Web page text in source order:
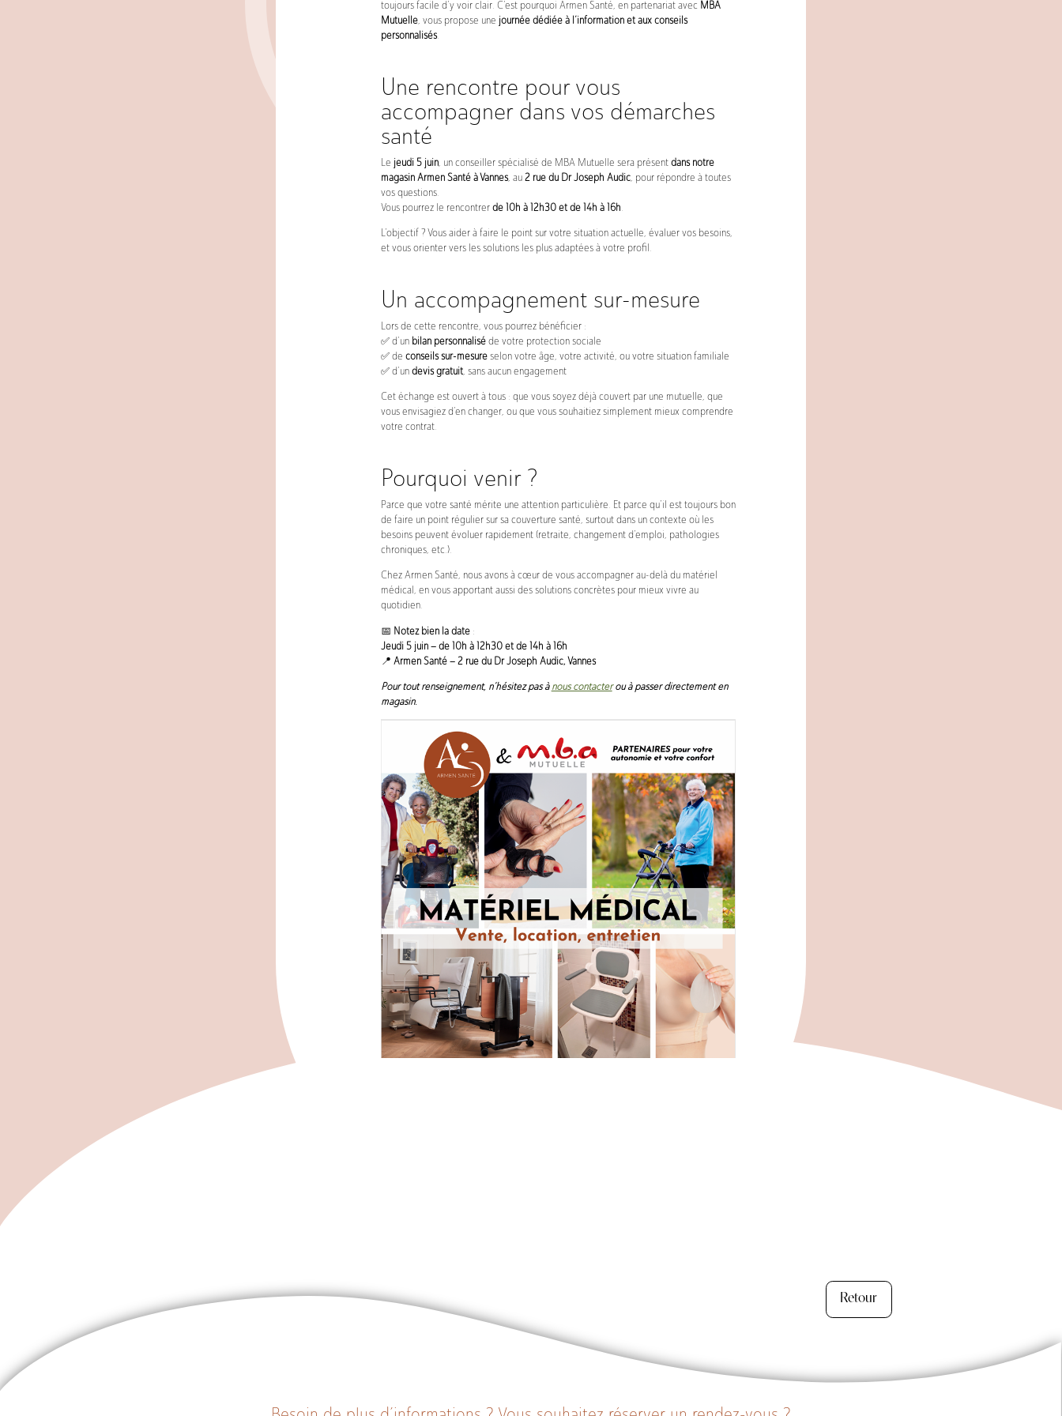
toujours facile d’y voir clair. C’est pourquoi Armen Santé, en partenariat avec MBA
Mutuelle, vous propose une journée dédiée à l’information et aux conseils
personnalisés.
Une rencontre pour vous
accompagner dans vos démarches
santé
Le jeudi 5 juin, un conseiller spécialisé de MBA Mutuelle sera présentdans notre
magasin Armen Santé à Vannes, au2 rue du Dr Joseph Audic, pour répondre à toutes
vos questions.
Vous pourrez le rencontrerde 10h à 12h30 et de 14h à 16h
L’objectif ? Vous aider à faire le point sur votre situation actuelle, évaluer vos besoins,
et vous orienter vers les solutions les plus adaptées à votre profil.
Un accompagnement sur-mesure
Lors de cette rencontre, vous pourrez bénéficier :
✅ d’un bilan personnaliséde votre protection sociale
✅ de conseils sur-mesureselon votre âge, votre activité, ou votre situation familiale
✅ d’undevis gratuit, sans aucun engagement
Cet échange est ouvert à tous : que vous soyez déjà couvert par une mutuelle, que
vous envisagiez d’en changer, ou que vous souhaitiez simplement mieux comprendre
votre contrat.
Pourquoi venir ?
Parce que votre santé mérite une attention particulière. Et parce qu’il est toujours bon
de faire un point régulier sur sa couverture santé, surtout dans un contexte où les
besoins peuvent évoluer rapidement (retraite, changement d’emploi, pathologies
chroniques, etc.).
Chez Armen Santé, nous avons à cœur de vous accompagner au-delà du matériel
médical, en vous apportant aussi des solutions concrètes pour mieux vivre au
quotidien.
📅 Notez bien la date:
Jeudi 5 juin – de 10h à 12h30 et de 14h à 16h
📍 Armen Santé – 2 rue du Dr Joseph Audic, Vannes
Pour tout renseignement, n’hésitez pas ànous contacterou à passer directement en
magasin.
Retour